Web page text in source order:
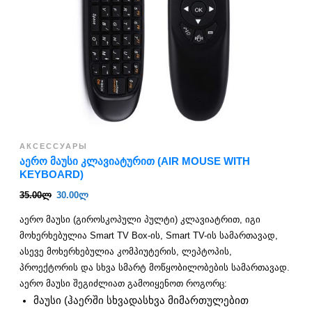
АКСЕССУАРЫ
ᲐᲔᲠᲝ ᲛᲐᲣᲡᲘ ᲙᲚᲐᲕᲘᲐᲢᲣᲠᲘᲗ (AIR MOUSE WITH
KEYBOARD)
35.00ლ 30.00ლ
აერო მაუსი (გიროსკოპული პულტი) კლავიატრით, იგი
მოხერხებულია Smart TV Box-ის, Smart TV-ის სამართავად,
ასევე მოხერხებულია კომპიუტერის, ლეპტოპის,
პროექტორის და სხვა სმარტ მოწყობილობების სამართავად.
აერო მაუსი შეგიძლიათ გამოიყენოთ როგორც:
მაუსი (ჰაერში სხვადასხვა მიმართულებით